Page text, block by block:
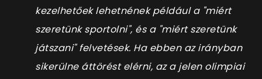
kezelhetőek lehetnének például a "miért
szeretünk sportolni", és a "miért szeretünk
játszani" felvetések. Ha ebben az irányban
sikerülne áttörést elérni, az a jelen olimpiai